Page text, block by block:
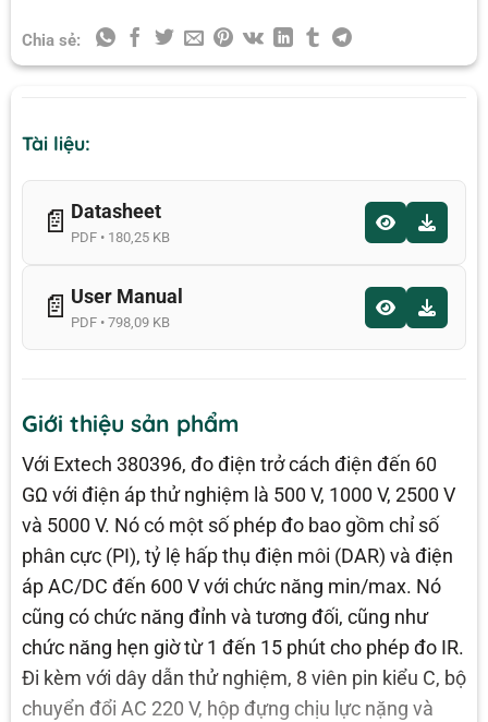
Chia sẻ:
Tài liệu:
📄 Datasheet
PDF • 180,25 KB
📄 User Manual
PDF • 798,09 KB
Giới thiệu sản phẩm
Với Extech 380396, đo điện trở cách điện đến 60
GΩ với điện áp thử nghiệm là 500 V, 1000 V, 2500 V
và 5000 V. Nó có một số phép đo bao gồm chỉ số
phân cực (PI), tỷ lệ hấp thụ điện môi (DAR) và điện
áp AC/DC đến 600 V với chức năng min/max. Nó
cũng có chức năng đỉnh và tương đối, cũng như
chức năng hẹn giờ từ 1 đến 15 phút cho phép đo IR.
Đi kèm với dây dẫn thử nghiệm, 8 viên pin kiểu C, bộ
chuyển đổi AC 220 V, hộp đựng chịu lực nặng và